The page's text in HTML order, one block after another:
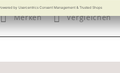
Merken Vergleichen